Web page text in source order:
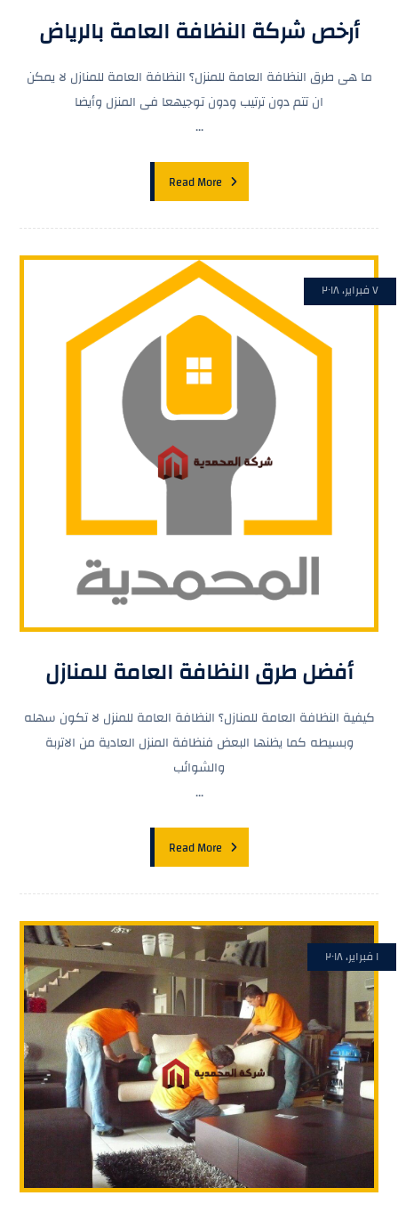
أرخص شركة النظافة العامة بالرياض
ما هى طرق النظافة العامة للمنزل؟ النظافة العامة للمنازل لا يمكن
ان تتم دون ترتيب ودون توجيهعا فى المنزل وأيضا
...
Read More
أفضل طرق النظافة العامة للمنازل
٧ فبراير، ٢٠١٨
كيفية النظافة العامة للمنازل؟ النظافة العامة للمنزل لا تكون سهله
وبسيطه كما يظنها البعض فنظافة المنزل العادية من الاتربة
والشوائب
...
Read More
١ فبراير، ٢٠١٨